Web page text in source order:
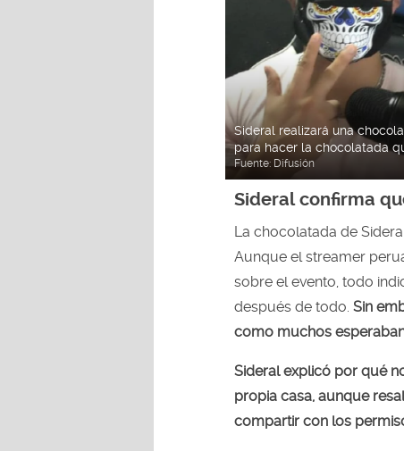
Sideral realizará una
para hacer la chocolatada
Fuente: Difusión
Sideral confirma
La chocolatada de
Aunque el streamer
sobre el evento, todo
después de todo. Sin
como muchos
Sideral explicó por qué
propia casa, aunque
compartir con los